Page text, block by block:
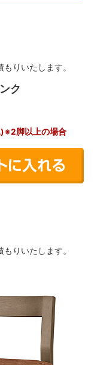
りいたします。
ク
脚以上の場合
りいたします。